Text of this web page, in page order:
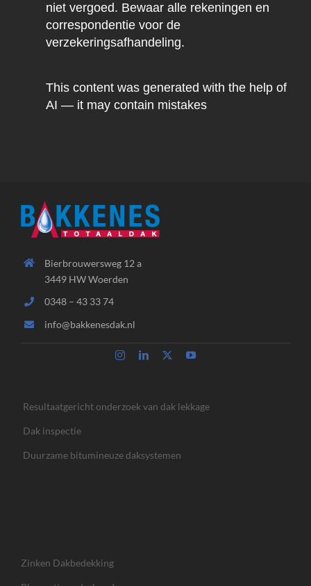
niet vergoed. Bewaar alle rekeningen en
correspondentie voor de
verzekeringsafhandeling.
This content was generated with the help of
AI — it may contain mistakes
Bierbrouwersweg 12 a
3449 HW Woerden
0348 – 43 33 74
info@bakkenesdak.nl
Resultaatgericht onderzoek van dak lekkage
Dak inspectie
Duurzame bitumineuze daksystemen
Zinken Dakbedekking